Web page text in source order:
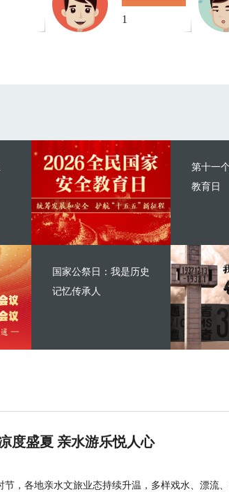
1
第十一
教育日
国家公祭日：我是历史
记忆传承人
度盛夏 亲水游乐悦人心
节，各地亲水文旅业态持续升温，多样戏水、漂流